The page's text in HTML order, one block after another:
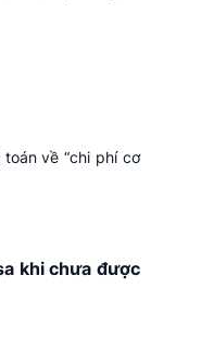
về “chi phí cơ
khi chưa được